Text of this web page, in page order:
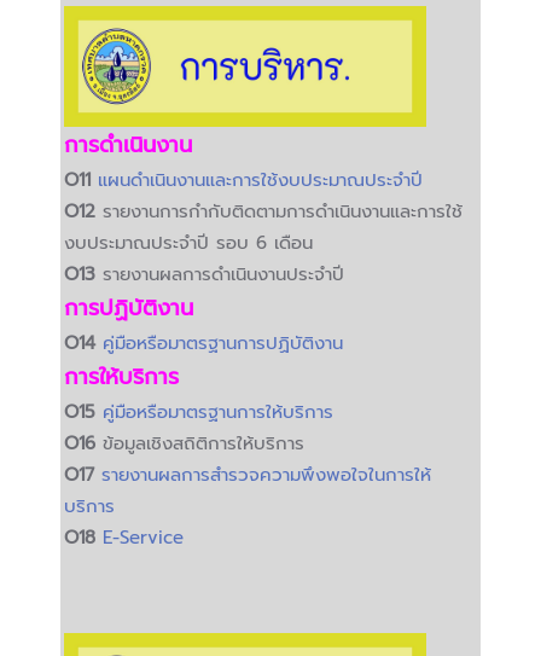
การดำเนินงาน
O11 แผนดำเนินงานและการใช้งบประมาณประจำปี
O12 รายงานการกำกับติดตามการดำเนินงานและการใช้
งบประมาณประจำปี รอบ 6 เดือน
O13 รายงานผลการดำเนินงานประจำปี
การปฏิบัติงาน
O14 คู่มือหรือมาตรฐานการปฏิบัติงาน
การให้บริการ
O15 คู่มือหรือมาตรฐานการให้บริการ
O16 ข้อมูลเชิงสถิติการให้บริการ
O17 รายงานผลการสำรวจความพึงพอใจในการให้
บริการ
O18 E-Service